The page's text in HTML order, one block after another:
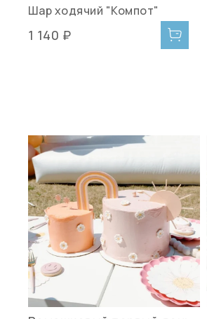
Шар ходячий "Компот"
1 140 ₽